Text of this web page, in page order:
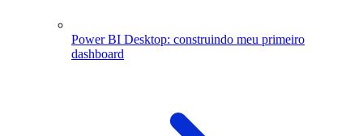
Power BI Desktop: construindo meu primeiro
dashboard